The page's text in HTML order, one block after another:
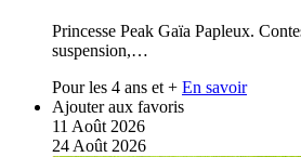
Princesse Peak Gaïa Papleux.
suspension,…
Pour les 4 ans et + En savoir
Ajouter aux favoris
11 Août 2026
24Août 2026